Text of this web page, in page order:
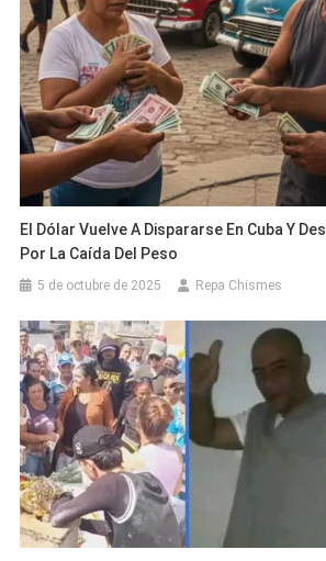
El Dólar Vuelve A Dispararse En Cuba Y
Por La Caída Del Peso
5 de octubre de 2025 Repa Chismes